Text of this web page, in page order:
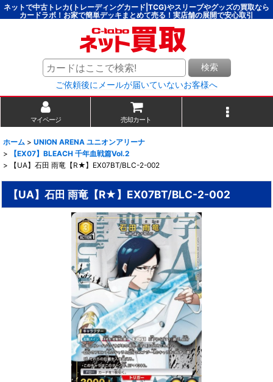
ネットで中古トレカ(トレーディングカード|TCG)やスリーブやグッズの買取なら
カードラボ！お家で簡単デッキまとめて売る！実店舗の展開で安心取引
検索
ご依頼後にメールが届いていないお客様へ
マイページ 売却カート
ホーム > UNION ARENA ユニオンアリーナ
>
【EX07】BLEACH 千年血戦篇Vol.2
>
【UA】石田 雨竜【R★】EX07BT/BLC-2-002
【UA】石田 雨竜【R★】EX07BT/BLC-2-002